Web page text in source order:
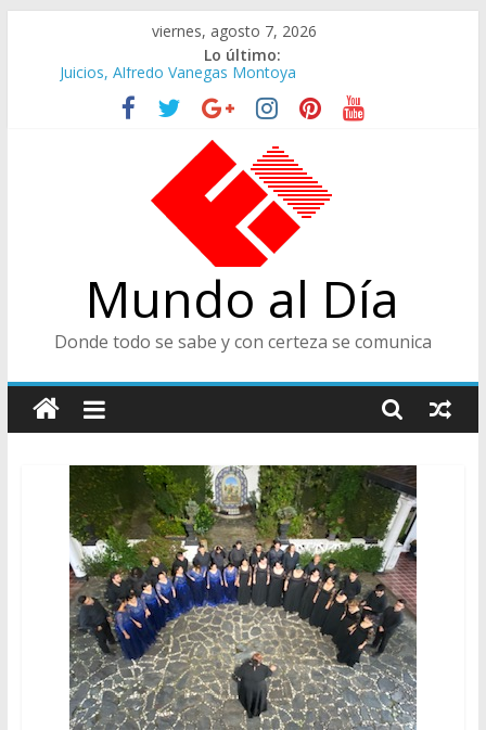
contenido
viernes, agosto 7, 2026
Lo último:
Juicios, Alfredo Vanegas Montoya
Felices en la Fiesta de las Flores
Café Presidencial
Ministra de Cultura y Centro de Historia de Envigado
De Cara al Porvenir, Pedro Juan González
Mundo al Día
Donde todo se sabe y con certeza se comunica